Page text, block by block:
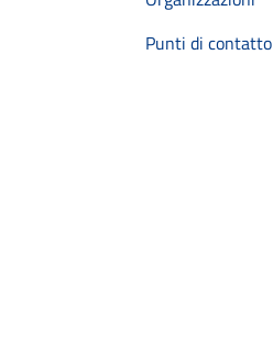
Punti di contatto